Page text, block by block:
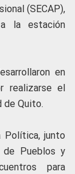
(SECAP),
la estación
en
realizarse el
de Quito.
Política, junto
de Pueblos y
para